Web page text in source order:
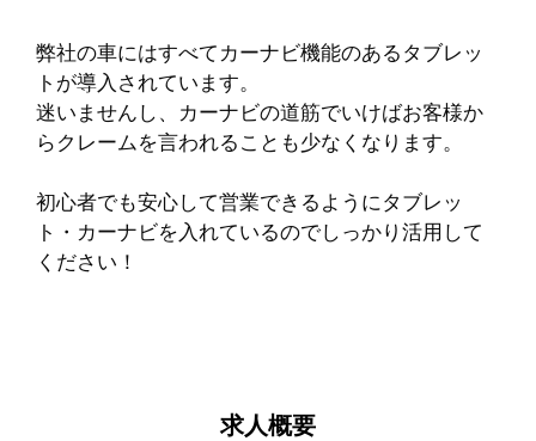
弊社の車にはすべてカーナビ機能のあるタブレッ
トが導入されています。
迷いませんし、カーナビの道筋でいけばお客様か
らクレームを言われることも少なくなります。
初心者でも安心して営業できるようにタブレッ
ト・カーナビを入れているのでしっかり活用して
ください！
求人概要